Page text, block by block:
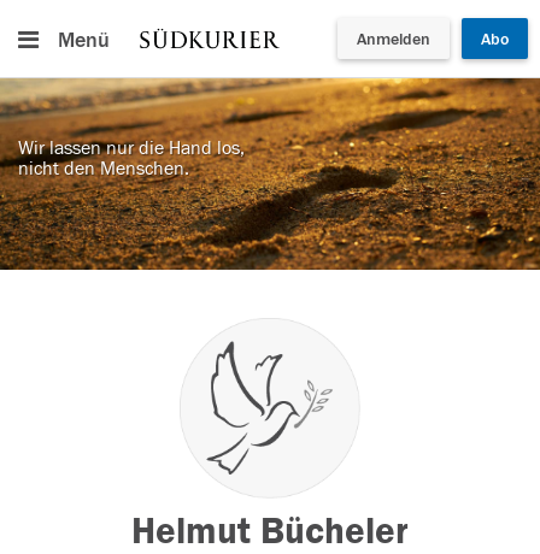
Menü Anmelden Abo
Wir lassen nur die Hand los,
nicht den Menschen.
Helmut Bücheler